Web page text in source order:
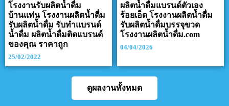
โรงงานรับผลิตน้ำดื่ม
บ้านแท่น โรงงานผลิตน้ำดื่ม
รับผลิตน้ำดื่ม รับทำแบรนด์
น้ำดื่ม ผลิตน้ำดื่มติดแบรนด์
ของคุณ ราคาถูก
25/02/2022
ผลิตน้ำดื่มแบรนด์ตัวเอง
ร้อยเอ็ด โรงงานผลิตน้ำดื่ม
รับผลิตน้ำดื่มบรรจุขวด
โรงงานผลิตน้ำดื่ม.com
04/04/2026
ดูผลงานทั้งหมด